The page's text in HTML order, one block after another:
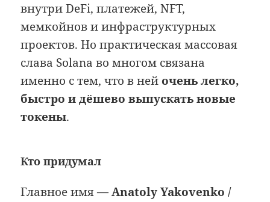
внутри DeFi, платежей, NFT,
мемкойнов и инфраструктурных
проектов. Но практическая массовая
слава Solana во многом связана
именно с тем, что в ней очень легко,
быстро и дёшево выпускать новые
токены.
Кто придумал
Главное имя —Anatoly Yakovenko /